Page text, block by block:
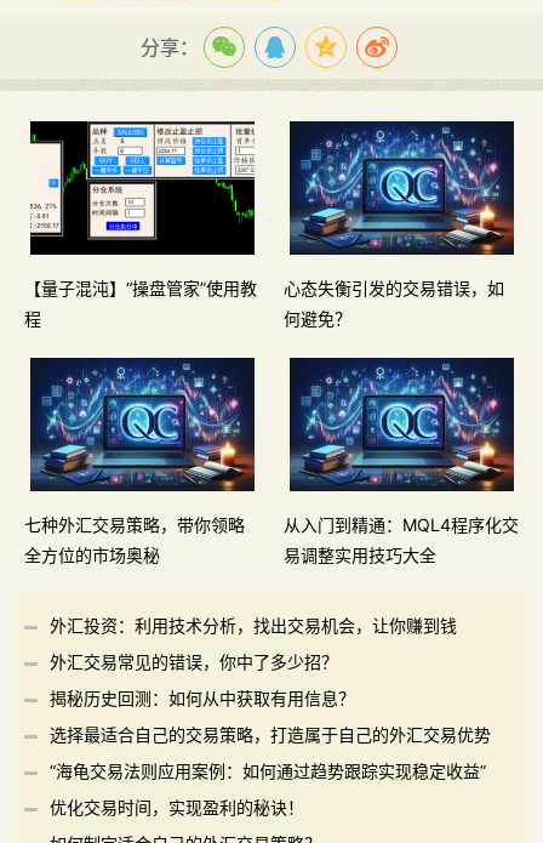
分享：
【量子混沌】“操盘管家”使用教
程
心态失衡引发的交易错误，如
何避免？
七种外汇交易策略，带你领略
全方位的市场奥秘
从入门到精通：MQL4程序化交
易调整实用技巧大全
外汇投资：利用技术分析，找出交易机会，让你赚到钱
外汇交易常见的错误，你中了多少招？
揭秘历史回测：如何从中获取有用信息？
选择最适合自己的交易策略，打造属于自己的外汇交易优势
“海龟交易法则应用案例：如何通过趋势跟踪实现稳定收益”
优化交易时间，实现盈利的秘诀！